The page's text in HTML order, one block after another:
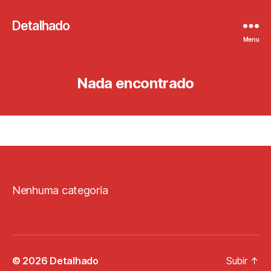
Detalhado
Menu
Nada encontrado
Nenhuma categoria
© 2026 Detalhado
Subir ↑